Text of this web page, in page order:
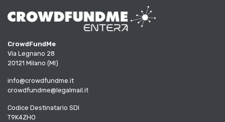
CrowdFundMe
Via Legnano 28
20121 Milano (MI)
info@crowdfundme.it
crowdfundme@legalmail.it
Codice Destinatario SDI
T9K4ZHO